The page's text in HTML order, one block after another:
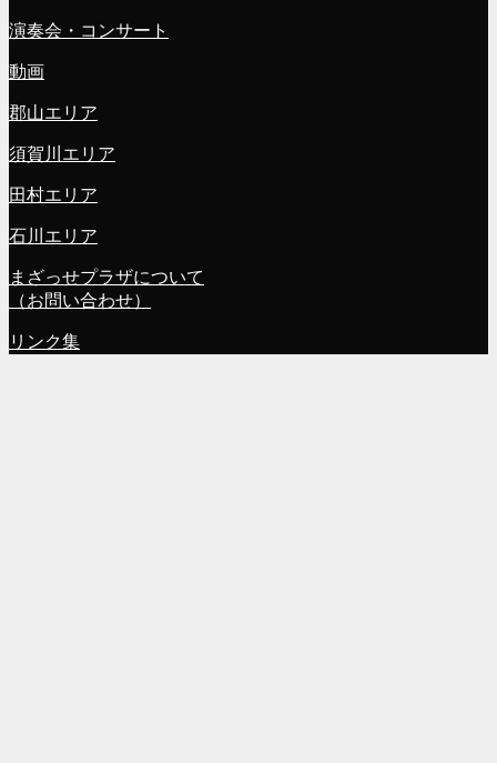
演奏会・コンサート
動画
郡山エリア
須賀川エリア
田村エリア
石川エリア
まざっせプラザについて
（お問い合わせ）
リンク集